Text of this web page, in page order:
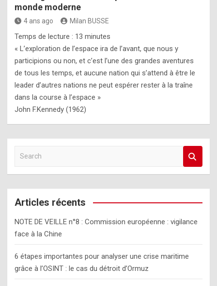
monde moderne
4 ans ago Milan BUSSE
Temps de lecture : 13 minutes
« L’exploration de l’espace ira de l’avant, que nous y
participions ou non, et c’est l’une des grandes aventures
de tous les temps, et aucune nation qui s’attend à être le
leader d’autres nations ne peut espérer rester à la traîne
dans la course à l’espace »
John F.Kennedy (1962)
a
r
c
Articles récents
NOTE DE VEILLE n°8 : Commission européenne : vigilance
face à la Chine
6 étapes importantes pour analyser une crise maritime
grâce à l’OSINT : le cas du détroit d’Ormuz